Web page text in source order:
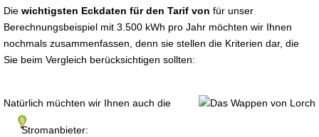
Die wichtigsten Eckdaten für den Tarif von für unser
Berechnungsbeispiel mit 3.500 kWh pro Jahr möchten wir Ihnen
nochmals zusammenfassen, denn sie stellen die Kriterien dar, die
Sie beim Vergleich berücksichtigen sollten:
Stromanbieter:
Natürlich müchten wir Ihnen auch die